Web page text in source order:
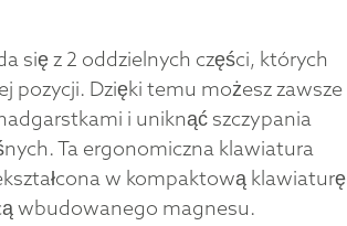
się z 2 oddzielnych części, których
pozycji. Dzięki temu możesz zawsze
i uniknąć szczypania
Ta ergonomiczna klawiatura
w kompaktową klawiaturę
wbudowanego magnesu.